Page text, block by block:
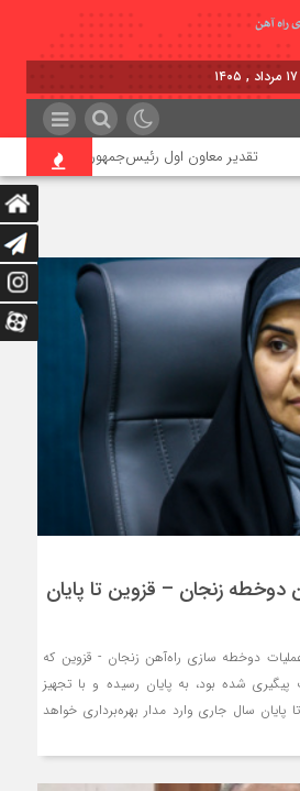
تقدیر معاون اول رئیس‌جمهور از مدیرعامل راه‌آهن
دوخطه زنجان – قزوین تا پایان
دوخطه‌ سازی راه‌آهن زنجان - قزوین که
شده بود، به پایان رسیده و با تجهیز
پایان سال جاری وارد مدار بهره‌برداری خواهد